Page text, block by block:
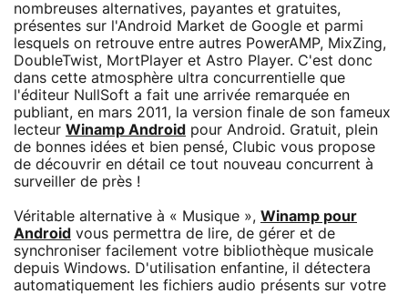
nombreuses alternatives, payantes et gratuites,
présentes sur l'Android Market de Google et parmi
lesquels on retrouve entre autres PowerAMP, MixZing,
DoubleTwist, MortPlayer et Astro Player. C'est donc
dans cette atmosphère ultra concurrentielle que
l'éditeur NullSoft a fait une arrivée remarquée en
publiant, en mars 2011, la version finale de son fameux
lecteur Winamp Android pour Android. Gratuit, plein
de bonnes idées et bien pensé, Clubic vous propose
de découvrir en détail ce tout nouveau concurrent à
surveiller de près !
Véritable alternative à « Musique », Winamp pour
Android vous permettra de lire, de gérer et de
synchroniser facilement votre bibliothèque musicale
depuis Windows. D'utilisation enfantine, il détectera
automatiquement les fichiers audio présents sur votre